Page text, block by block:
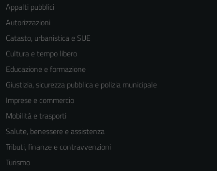
Appalti pubblici
Autorizzazioni
Catasto, urbanistica e SUE
Cultura e tempo libero
Educazione e formazione
Giustizia, sicurezza pubblica e polizia municipale
Imprese e commercio
Mobilità e trasporti
Salute, benessere e assistenza
Tributi, finanze e contravvenzioni
Turismo